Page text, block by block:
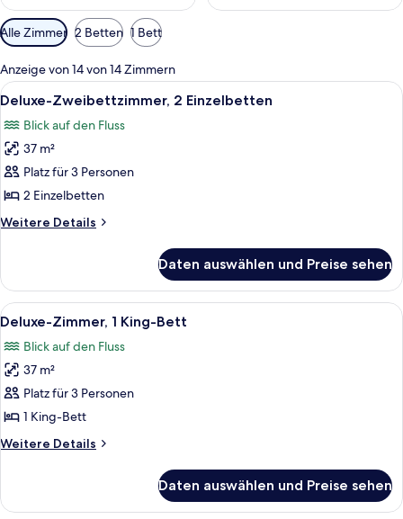
Verfügbare
Filter
für
Zimmer
Alle Zimmer 2 Betten 1 Bett
Anzeige von 14 von 14 Zimmern
Alle
Fotos
für
Deluxe-
Zweibettzimmer,
2 Einzelbetten
anzeigen
Ein Hotelzimmer mit einem großen
11
Deluxe-Zweibettzimmer, 2 Einzelbetten
Blick auf den Fluss
37 m²
Platz für 3 Personen
2 Einzelbetten
Weitere Details
Weitere
Zweibettzimmer,
2 Einzelbetten
Daten auswählen und Preise sehen
Alle
Fotos
für
Deluxe-
Zimmer,
1 King-
Bett
anzeigen
Ein Hotelzimmer mit einem großen
10
Deluxe-Zimmer, 1 King-Bett
Blick auf den Fluss
37 m²
Platz für 3 Personen
1 King-Bett
Weitere Details
Weitere
Zimmer,
Daten auswählen und Preise sehen